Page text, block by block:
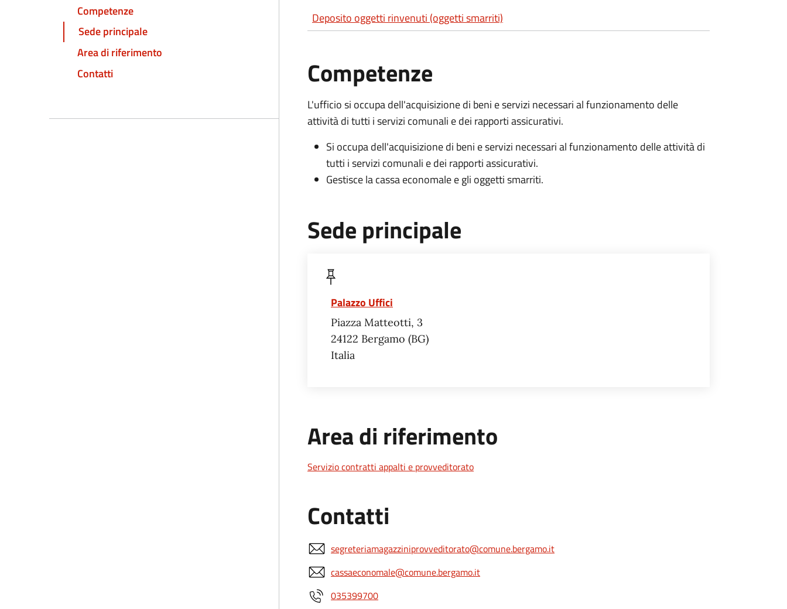
Competenze
Sede principale
Area di riferimento
Contatti
Deposito oggetti rinvenuti (oggetti smarriti)
Competenze
L'ufficio si occupa dell'acquisizione di beni e servizi necessari al funzionamento delle
attività di tutti i servizi comunali e dei rapporti assicurativi.
Si occupa dell'acquisizione di beni e servizi necessari al funzionamento delle attività di
tutti i servizi comunali e dei rapporti assicurativi.
Gestisce la cassa economale e gli oggetti smarriti.
Sede principale
Palazzo Uffici
Piazza Matteotti, 3
24122 Bergamo BG
Italia
Area di riferimento
Servizio contratti appalti e provveditorato
Contatti
segreteriamagazziniprovveditorato@comune.bergamo.it
cassaeconomale@comune.bergamo.it
035399700